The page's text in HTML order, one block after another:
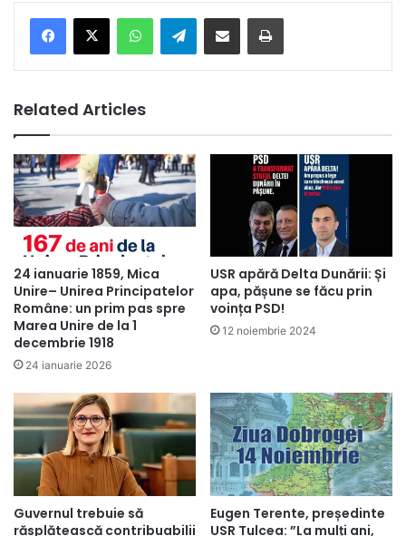
Telegram
Related Articles
24 ianuarie 1859, Mica
Unire– Unirea Principatelor
Române: un prim pas spre
Marea Unire de la 1
decembrie 1918
24 ianuarie 2026
USR apără Delta Dunării: Și
apa, pășune se făcu prin
voința PSD!
12 noiembrie 2024
Guvernul trebuie să
răsplătească contribuabilii
Eugen Terente, președinte
USR Tulcea: ”La mulți ani,